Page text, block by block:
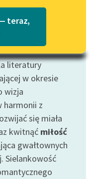
w formacie PDF
teraz,
literatury
w okresie
wizja
harmonii z
się miała
kwitnąć miłość
gwałtownych
Sielankowość